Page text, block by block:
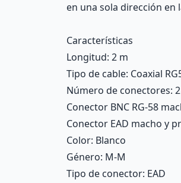
en una sola dirección
Características
Longitud: 2 m
Tipo de cable: Coaxial
Número de conectores: 2
Conector BNC RG-58
Conector EAD macho y
Color: Blanco
Género: M-M
Tipo de conector: EAD